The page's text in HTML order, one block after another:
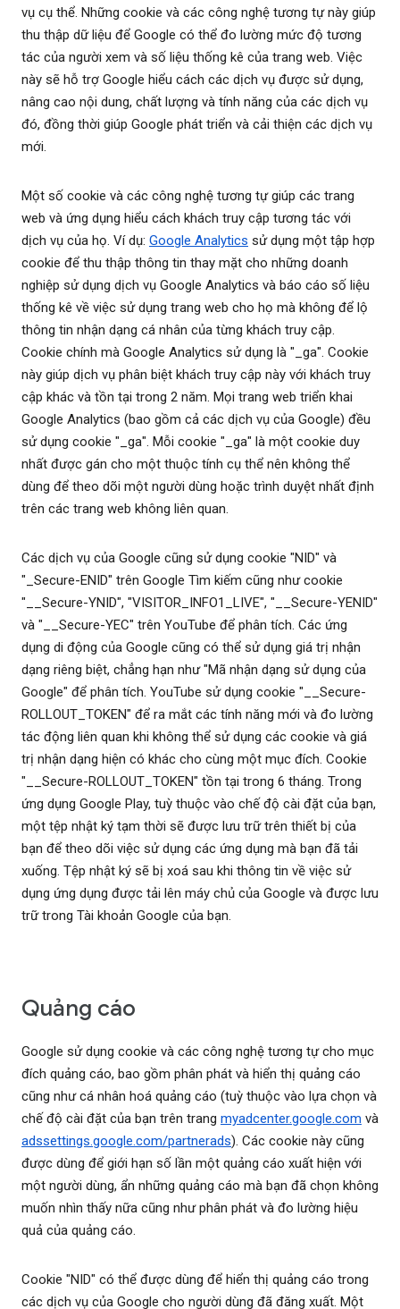
vụ cụ thể. Những cookie và các công nghệ tương tự này giúp
thu thập dữ liệu để Google có thể đo lường mức độ tương
tác của người xem và số liệu thống kê của trang web. Việc
này sẽ hỗ trợ Google hiểu cách các dịch vụ được sử dụng,
nâng cao nội dung, chất lượng và tính năng của các dịch vụ
đó, đồng thời giúp Google phát triển và cải thiện các dịch vụ
mới.
Một số cookie và các công nghệ tương tự giúp các trang
web và ứng dụng hiểu cách khách truy cập tương tác với
dịch vụ của họ. Ví dụ: Google Analytics sử dụng một tập hợp
cookie để thu thập thông tin thay mặt cho những doanh
nghiệp sử dụng dịch vụ Google Analytics và báo cáo số liệu
thống kê về việc sử dụng trang web cho họ mà không để lộ
thông tin nhận dạng cá nhân của từng khách truy cập.
Cookie chính mà Google Analytics sử dụng là "_ga". Cookie
này giúp dịch vụ phân biệt khách truy cập này với khách truy
cập khác và tồn tại trong 2 năm. Mọi trang web triển khai
Google Analytics (bao gồm cả các dịch vụ của Google) đều
sử dụng cookie "_ga". Mỗi cookie "_ga" là một cookie duy
nhất được gán cho một thuộc tính cụ thể nên không thể
dùng để theo dõi một người dùng hoặc trình duyệt nhất định
trên các trang web không liên quan.
Các dịch vụ của Google cũng sử dụng cookie "NID" và
"_Secure-ENID" trên Google Tìm kiếm cũng như cookie
"__Secure-YNID", "VISITOR_INFO1_LIVE", "__Secure-YENID"
và "__Secure-YEC" trên YouTube để phân tích. Các ứng
dụng di động của Google cũng có thể sử dụng giá trị nhận
dạng riêng biệt, chẳng hạn như "Mã nhận dạng sử dụng của
Google" để phân tích. YouTube sử dụng cookie "__Secure-
ROLLOUT_TOKEN" để ra mắt các tính năng mới và đo lường
tác động liên quan khi không thể sử dụng các cookie và giá
trị nhận dạng hiện có khác cho cùng một mục đích. Cookie
"__Secure-ROLLOUT_TOKEN" tồn tại trong 6 tháng. Trong
ứng dụng Google Play, tuỳ thuộc vào chế độ cài đặt của bạn,
một tệp nhật ký tạm thời sẽ được lưu trữ trên thiết bị của
bạn để theo dõi việc sử dụng các ứng dụng mà bạn đã tải
xuống. Tệp nhật ký sẽ bị xoá sau khi thông tin về việc sử
dụng ứng dụng được tải lên máy chủ của Google và được lưu
trữ trong Tài khoản Google của bạn.
Quảng cáo
Google sử dụng cookie và các công nghệ tương tự cho mục
đích quảng cáo, bao gồm phân phát và hiển thị quảng cáo
cũng như cá nhân hoá quảng cáo (tuỳ thuộc vào lựa chọn và
chế độ cài đặt của bạn trên trang myadcenter.google.com và
adssettings.google.com/partnerads). Các cookie này cũng
được dùng để giới hạn số lần một quảng cáo xuất hiện với
một người dùng, ẩn những quảng cáo mà bạn đã chọn không
muốn nhìn thấy nữa cũng như phân phát và đo lường hiệu
quả của quảng cáo.
Cookie "NID" có thể được dùng để hiển thị quảng cáo trong
các dịch vụ của Google cho người dùng đã đăng xuất. Một